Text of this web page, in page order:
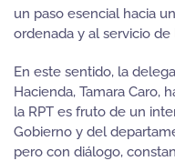
un paso esencial hacia
ordenada y al servicio de
En este sentido, la
Hacienda, Tamara Caro,
la RPT es fruto de un
Gobierno y del
pero con diálogo,